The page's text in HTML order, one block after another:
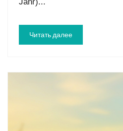
Читать далее